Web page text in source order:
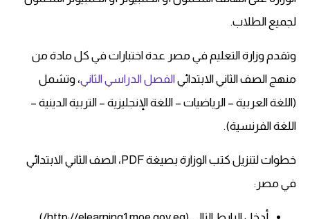
لجميع الطلاب.
وتقدم وزارة التعليم في مصر عدة اختبارات في كل مادة من
منهج الصف الثاني الابتدائيالفصل الدراسي الثاني، وتشمل
(اللغة العربية – الرياضيات – اللغة الإنجليزية – التربية الدينية –
اللغة الفرنسية).
خطوات لتنزيل كتب الوزارة بصيغة PDF، الصف الثاني الابتدائي
في مصر: